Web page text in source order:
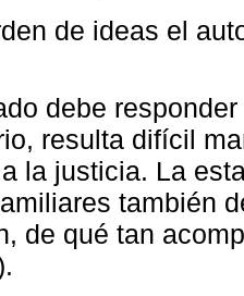
de ideas el
debe
resulta difícil
la justicia. La
también
de qué tan